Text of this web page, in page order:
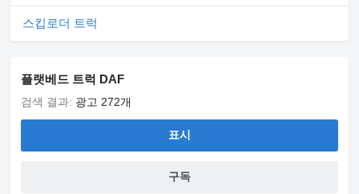
스킵로더 트럭
플랫베드 트럭 DAF
검색 결과: 광고 272개
표시
구독